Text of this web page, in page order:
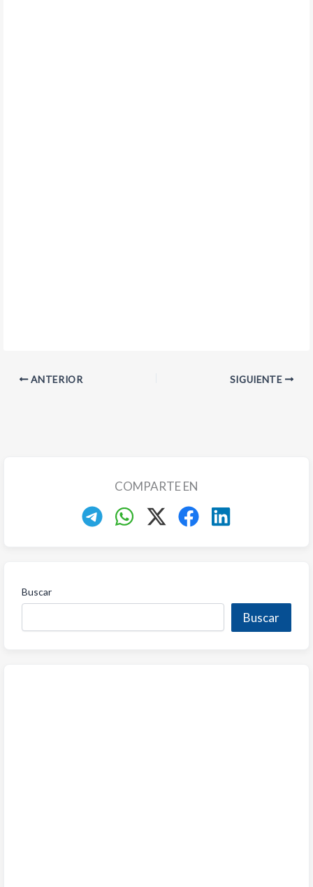
ANTERIOR SIGUIENTE
COMPARTE EN
Buscar
Buscar